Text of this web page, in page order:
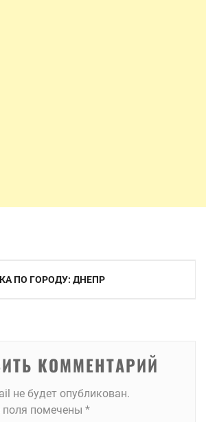
ПО ГОРОДУ: ДНЕПР
КОММЕНТАРИЙ
не будет опубликован.
поля помечены *